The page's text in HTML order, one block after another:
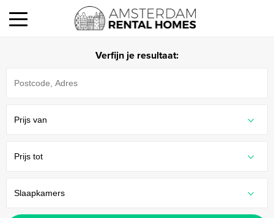
Verfijn je resultaat: